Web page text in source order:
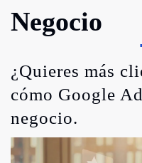
Negocio
¿Quieres más
cómo Google
negocio.